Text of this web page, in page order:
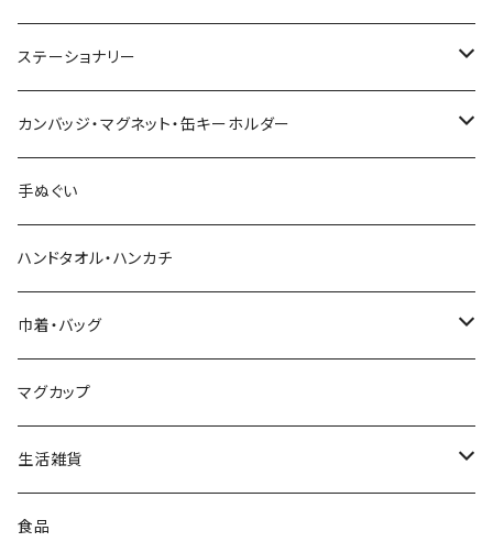
池内潮音工人（弥治郎系）
上田康友工人（弥治郎系）
新山真由美工人（弥治郎系）
新山吉紀工人（弥治郎系）
星定良工人（弥治郎系）
平賀輝幸工人（作並系）
早坂政弘工人（遠刈田系）
仙台弁こけしのこけし
ステーショナリー
アクリルキーホルダー
シール
ポストカード
付箋（ふせん）
スタンプ
ステッカー
マスキングテープ
カンバッジ・マグネット・缶キーホルダー
バッジ
マグネット
手ぬぐい
ハンドタオル・ハンカチ
巾着・バッグ
エコバッグ
ポーチ
マグカップ
生活雑貨
スポンジ
食品